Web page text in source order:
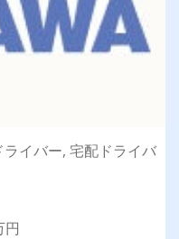
イバー, 宅配ドライバ
円